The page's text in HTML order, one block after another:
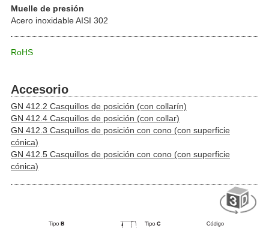
Muelle de presión
Acero inoxidable AISI 302
RoHS
Accesorio
GN 412.2 Casquillos de posición (con collarín)
GN 412.4 Casquillos de posición (con collar)
GN 412.3 Casquillos de posición con cono (con superficie
cónica)
GN 412.5 Casquillos de posición con cono (con superficie
cónica)